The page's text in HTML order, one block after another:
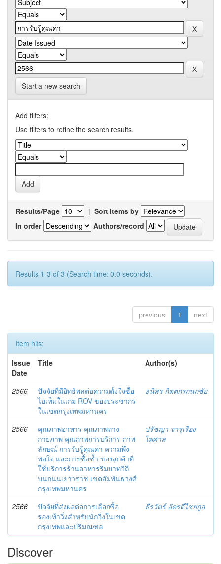
Start a new search
Add filters:
Use filters to refine the search results.
Results/Page | Sort items by
In order
Authors/record
Results 1-3 of 3 (Search time: 0.0 seconds).
previous 1 next
Item hits:
Issue
Date
Title Author(s)
2566
ปัจจัยที่มีอิทธิพลต่อความตั้งใจซื้อ
ไอเท็มในเกม ROV ของประชากร
ในเขตกรุงเทพมหานคร
ธนิสร กิตตกรกนกชัย
2566
คุณภาพอาหาร คุณภาพทาง
กายภาพ คุณภาพการบริการ ภาพ
ลักษณ์ การรับรู้คุณค่า ความพึง
พอใจ และการซื้อซ้ำ ของลูกค้าที่
ใช้บริการร้านอาหารริมบาทวิถี
บนถนนเยาวราช เขตสัมพันธวงศ์
กรุงเทพมหานคร
ปรัชญา จารุเรือง
ไพศาล
2566
ปัจจัยที่ส่งผลต่อการเลือกซื้อ
รองเท้าวิ่งสำหรับนักวิ่งในเขต
กรุงเทพและปริมณฑล
ธีรวัตร์ อัครดีไชยกูล
Discover